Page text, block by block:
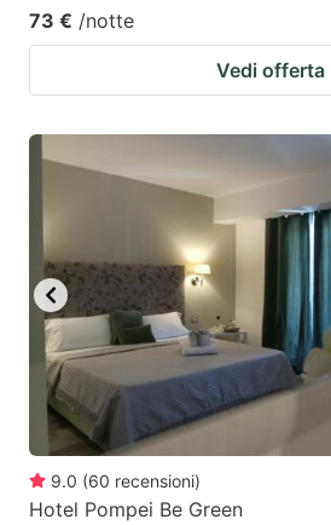
73 € /notte
Vedi offerta
9.0 (60 recensioni)
Hotel Pompei Be Green